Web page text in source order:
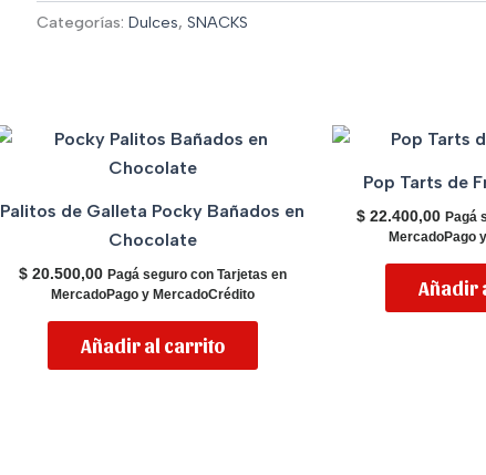
Categorías: Dulces, SNACKS
Palitos de Galleta Pocky Bañados en
Chocolate
$20.500,00 Pagá seguro con Tarjetas en
MercadoPago y MercadoCrédito
Añadir al carrito
Pop Tarts de
$22.400,00 Pagá
MercadoPago
Añadir